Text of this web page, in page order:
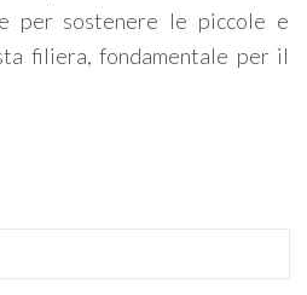
per sostenere le piccole e
filiera, fondamentale per il